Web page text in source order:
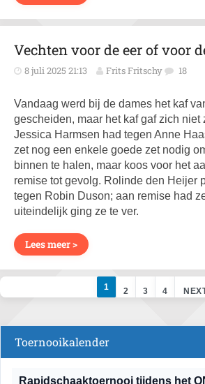
Vechten voor de eer of voor
8 juli 2025 21:13 Frits Fritschy 18
Vandaag werd bij de dames het kaf
gescheiden, maar het kaf gaf zich niet
Jessica Harmsen had tegen Anne
zet nog een enkele goede zet nodig
binnen te halen, maar koos voor het
remise tot gevolg. Rolinde den Heijer
tegen Robin Duson; aan remise had
uiteindelijk ging ze te ver.
Lees meer >
1 2 3 4
Toernooikalender
Rapidschaaktoernooi tijdens het